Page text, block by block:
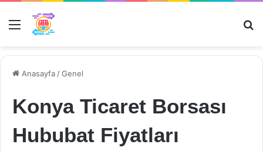
Menü
Anasayfa /Genel
Konya Ticaret Borsası
Hububat Fiyatları